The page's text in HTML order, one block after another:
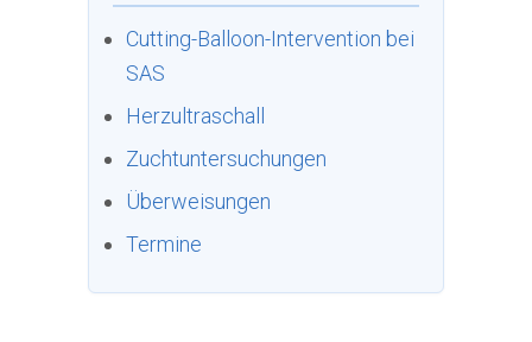
Cutting-Balloon-Intervention bei
SAS
Herzultraschall
Zuchtuntersuchungen
Überweisungen
Termine